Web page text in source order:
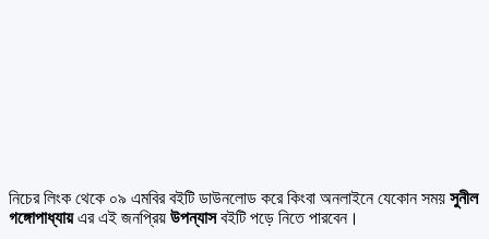
নিচের লিংক থেকে ০৯ এমবির বইটি ডাউনলোড করে কিংবা অনলাইনে যেকোন সময় সুনীল
গঙ্গোপাধ্যায়এর এই জনপ্রিয় উপন্যাসবইটি পড়ে নিতে পারবেন।